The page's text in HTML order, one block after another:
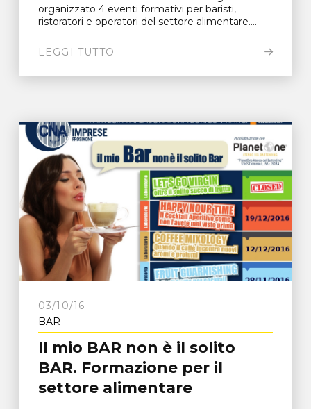
organizzato 4 eventi formativi per baristi,
ristoratori e operatori del settore alimentare....
LEGGI TUTTO
03/10/16
BAR
Il mio BAR non è il solito
BAR. Formazione per il
settore alimentare